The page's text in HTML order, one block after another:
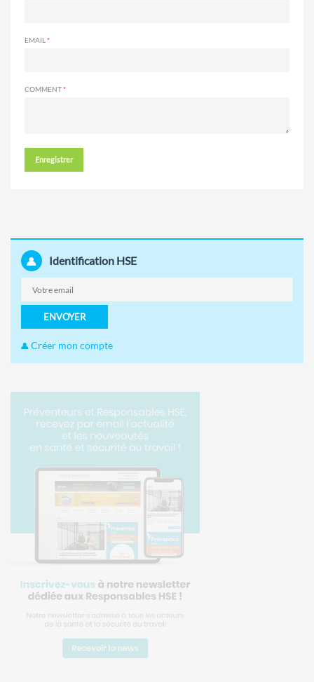
EMAIL
COMMENT
Enregistrer
Identification HSE
ENVOYER
Créer mon compte